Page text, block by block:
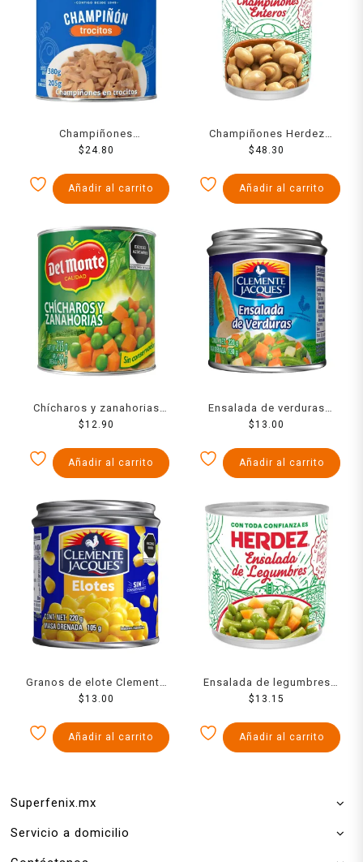
Champiñones
Monteblanco en trocitos
$24.80
Añadir al carrito
Champiñones Herdez
enteros 380 g
$48.30
Añadir al carrito
Chícharos y zanahorias
Del Monte 215 g
$12.90
Añadir al carrito
Ensalada de verduras
Clemente Jacques 220 g
$13.00
Añadir al carrito
Granos de elote Clemente
Jacques 220 g
$13.00
Añadir al carrito
Ensalada de legumbres
Herdez 220 g
$13.15
Añadir al carrito
Superfenix.mx
Servicio a domicilio